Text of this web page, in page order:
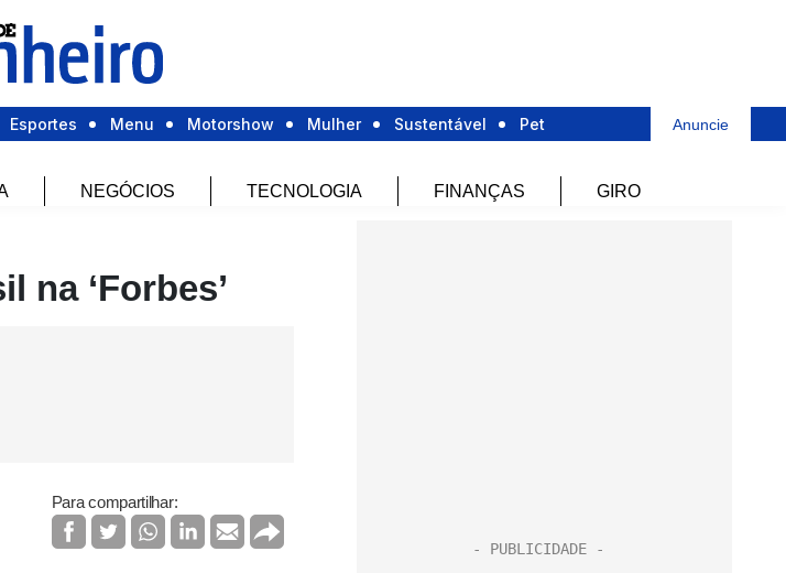
Esportes Menu Motorshow Mulher Sustentável Pet Anuncie
NEGÓCIOS TECNOLOGIA FINANÇAS GIRO
na ‘Forbes’
Para compartilhar: